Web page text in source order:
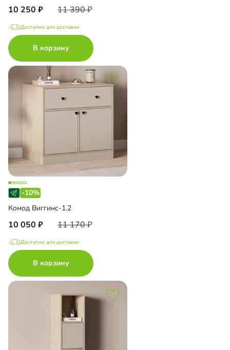
10 250 11 390
Доступно для доставки
В корзину
-10%
Комод Виггинс-1.2
10 050 11 170
Доступно для доставки
В корзину